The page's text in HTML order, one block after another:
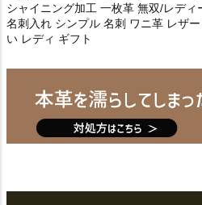
シャイニング加工 一枚革 無双/レデ
名刺入れ シンプル 名刺 ワニ革 レザ
い レディ ギフト